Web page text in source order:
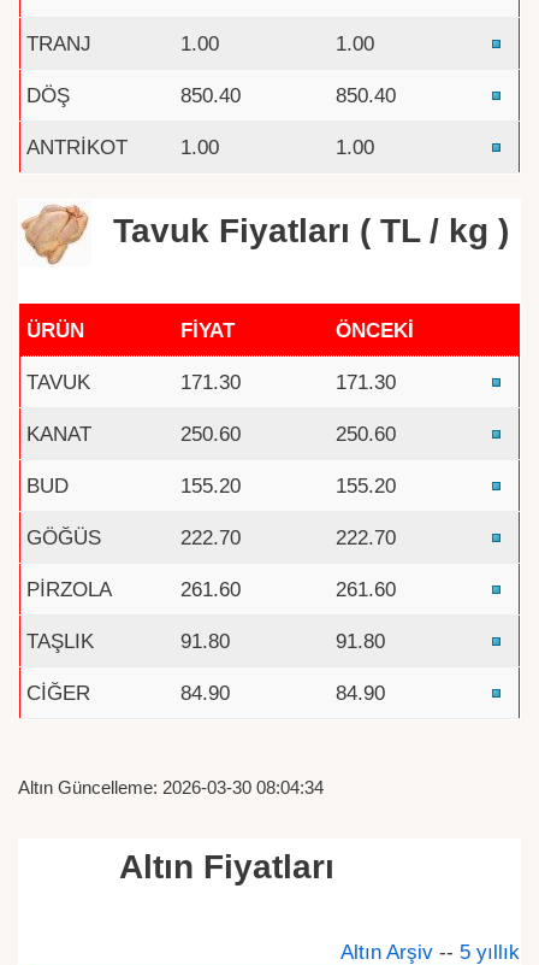
TRANJ 1.00 1.00
DÖŞ 850.40 850.40
ANTRİKOT 1.00 1.00
Tavuk Fiyatları ( TL / kg )
ÜRÜN FİYAT ÖNCEKİ
TAVUK 171.30 171.30
KANAT 250.60 250.60
BUD 155.20 155.20
GÖĞÜS 222.70 222.70
PİRZOLA 261.60 261.60
TAŞLIK 91.80 91.80
CİĞER 84.90 84.90
Altın Güncelleme: 2026-03-30 08:04:34
Altın Fiyatları
Altın Arşiv -- 5 yıllık